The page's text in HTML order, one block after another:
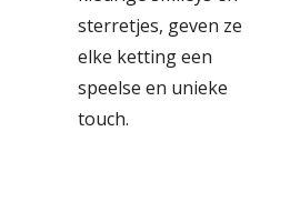
sterretjes, geven ze
elke ketting een
speelse en unieke
touch.